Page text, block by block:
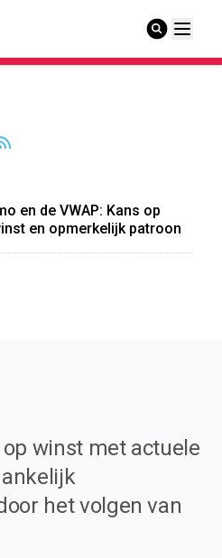
en de VWAP: Kans op
en opmerkelijk patroon
winst met actuele
het volgen van